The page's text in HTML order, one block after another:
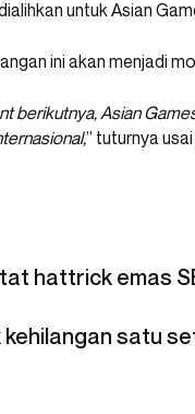
untuk Asian
ini akan menjadi
berikutnya, Asian
” tuturnya
hattrick emas
satu